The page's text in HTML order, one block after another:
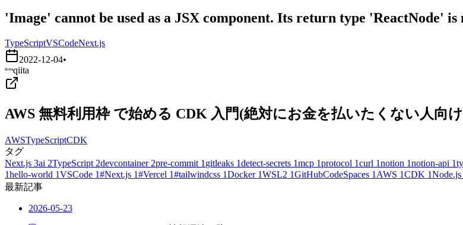
'Image' cannot be used as a JSX component. Its return type 'ReactNode'
TypeScriptVSCodeNext.js
2022-12-04•
qiita
AWS 無料利用枠 で始める CDK 入門(絶対にお金を払いたくない人向け
AWSTypeScriptCDK
タグ
Next.js 3ai 2TypeScript 2devcontainer 2pre-commit 1 gitleaks 1detect-secrets 1mcp 1protocol 1curl 1notion 1notion-api 1
1hello-world 1VSCode 1#Next.js 1#Vercel 1#tailwindcss 1Docker 1WSL2 1GitHubCodeSpaces 1 AWS 1CDK 1Node.js
最新記事
2026-05-23